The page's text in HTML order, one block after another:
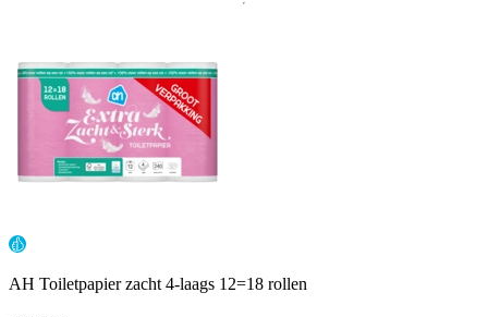
AH Toiletpapier zacht 4-laags 12=18 rollen